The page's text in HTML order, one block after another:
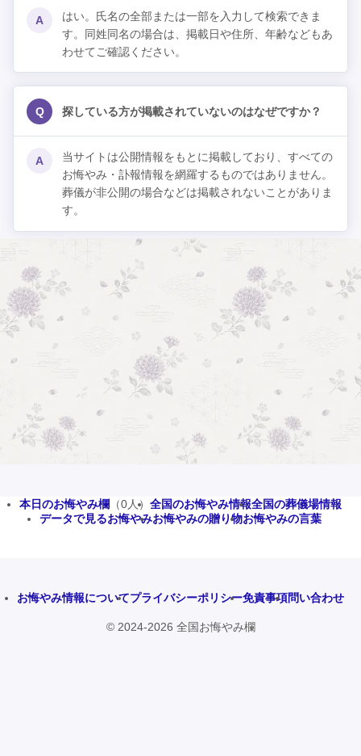
A
はい。氏名の全部または一部を入力して検索できま
す。同姓同名の場合は、掲載日や住所、年齢などもあ
わせてご確認ください。
Q 探している方が掲載されていないのはなぜですか？
A
当サイトは公開情報をもとに掲載しており、すべての
お悔やみ・訃報情報を網羅するものではありません。
葬儀が非公開の場合などは掲載されないことがありま
す。
本日のお悔やみ欄 （0人） 全国のお悔やみ情報全国の葬儀場情報
データで見るお悔やみお悔やみの贈り物お悔やみの言葉
お悔やみ情報についてプライバシーポリシー免責事項問い合わせ
© 2024-2026 全国お悔やみ欄